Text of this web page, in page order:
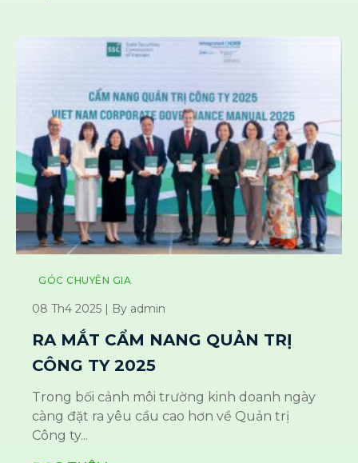
GÓC CHUYÊN GIA
08 Th4 2025 | By admin
RA MẮT CẨM NANG QUẢN TRỊ
CÔNG TY 2025
Trong bối cảnh môi trường kinh doanh ngày
càng đặt ra yêu cầu cao hơn về Quản trị
Công ty...